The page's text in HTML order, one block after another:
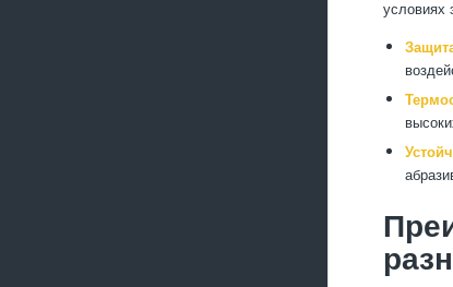
условиях